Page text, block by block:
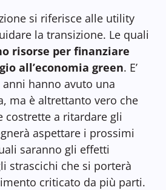
si riferisce alle utility
la transizione. Le quali
risorse per finanziare
all’economia green. E’
hanno avuto una
ma è altrettanto vero che
costrette a ritardare gli
aspettare i prossimi
saranno gli effetti
strascichi che si porterà
criticato da più parti.